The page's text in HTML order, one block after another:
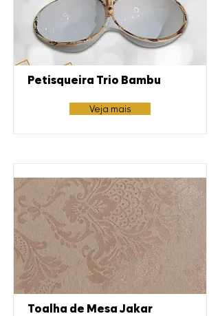
Petisqueira Trio Bambu
Veja mais
Toalha de Mesa Jakar